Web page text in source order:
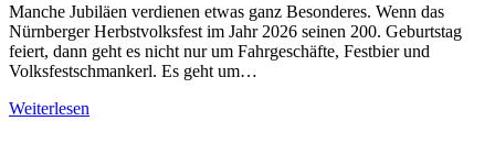
Manche Jubiläen verdienen etwas ganz Besonderes. Wenn das
Nürnberger Herbstvolksfest im Jahr 2026 seinen 200. Geburtstag
feiert, dann geht es nicht nur um Fahrgeschäfte, Festbier und
Volksfestschmankerl. Es geht um…
Weiterlesen